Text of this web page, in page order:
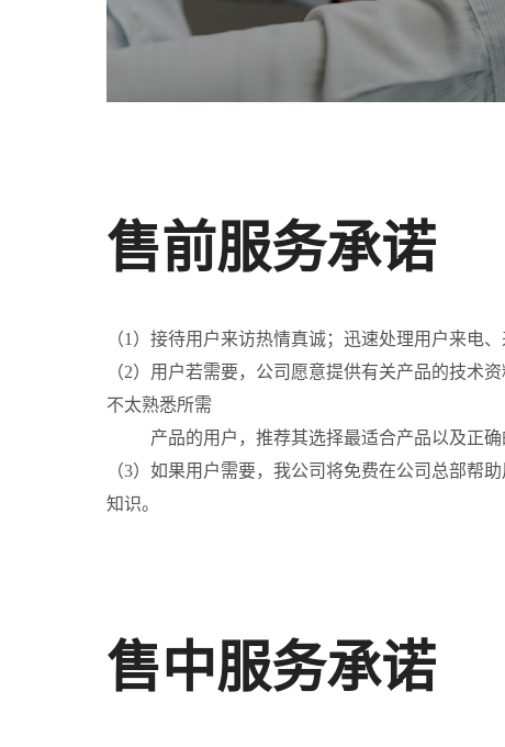
售前服务承诺
（1）接待用户来访热情真诚；迅速处理用户来电、
（2）用户若需要，公司愿意提供有关产品的技术
不太熟悉所需
产品的用户，推荐其选择最适合产品以及正确
（3）如果用户需要，我公司将免费在公司总部帮
知识。
售中服务承诺